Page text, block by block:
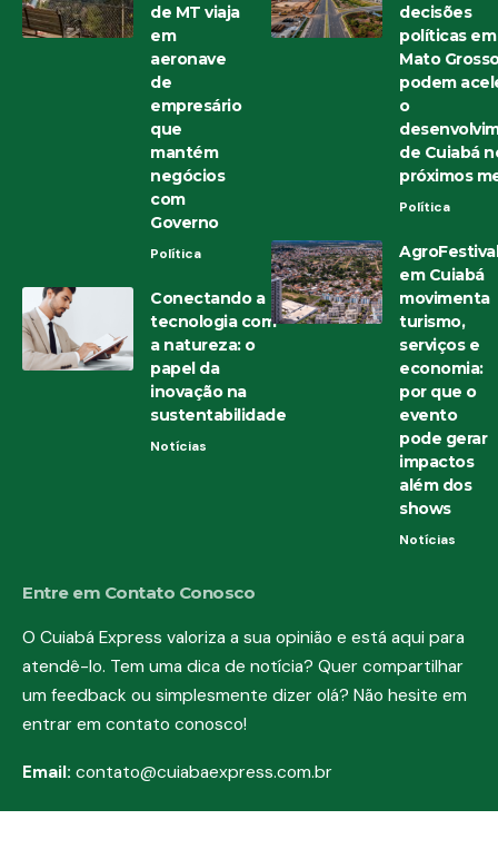
de MT viaja
em
aeronave
de
empresário
que
mantém
negócios
com
Governo
Política
Conectando a
tecnologia com
a natureza: o
papel da
inovação na
sustentabilidade
Notícias
decisões
políticas em
Mato
podem
o
de Cuiabá
próximos
Política
AgroFestival
em Cuiabá
movimenta
turismo,
serviços e
economia:
por que o
evento
pode gerar
impactos
além dos
shows
Notícias
Entre em Contato Conosco
O Cuiabá Express valoriza a sua opinião e está aqui para
atendê-lo. Tem uma dica de notícia? Quer compartilhar
um feedback ou simplesmente dizer olá? Não hesite em
entrar em contato conosco!
Email: contato@cuiabaexpress.com.br